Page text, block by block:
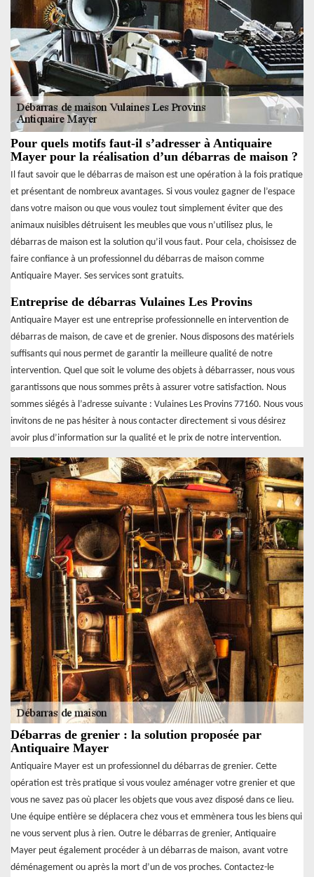
Pour quels motifs faut-il s’adresser à Antiquaire
Mayer pour la réalisation d’un débarras de maison ?
Il faut savoir que le débarras de maison est une opération à la fois pratique
et présentant de nombreux avantages. Si vous voulez gagner de l’espace
dans votre maison ou que vous voulez tout simplement éviter que des
animaux nuisibles détruisent les meubles que vous n’utilisez plus, le
débarras de maison est la solution qu’il vous faut. Pour cela, choisissez de
faire confiance à un professionnel du débarras de maison comme
Antiquaire Mayer. Ses services sont gratuits.
Entreprise de débarras Vulaines Les Provins
Antiquaire Mayer est une entreprise professionnelle en intervention de
débarras de maison, de cave et de grenier. Nous disposons des matériels
suffisants qui nous permet de garantir la meilleure qualité de notre
intervention. Quel que soit le volume des objets à débarrasser, nous vous
garantissons que nous sommes prêts à assurer votre satisfaction. Nous
sommes siégés à l’adresse suivante : Vulaines Les Provins 77160. Nous vous
invitons de ne pas hésiter à nous contacter directement si vous désirez
avoir plus d’information sur la qualité et le prix de notre intervention.
Débarras de grenier : la solution proposée par
Antiquaire Mayer
Antiquaire Mayer est un professionnel du débarras de grenier. Cette
opération est très pratique si vous voulez aménager votre grenier et que
vous ne savez pas où placer les objets que vous avez disposé dans ce lieu.
Une équipe entière se déplacera chez vous et emmènera tous les biens qui
ne vous servent plus à rien. Outre le débarras de grenier, Antiquaire
Mayer peut également procéder à un débarras de maison, avant votre
déménagement ou après la mort d’un de vos proches. Contactez-le